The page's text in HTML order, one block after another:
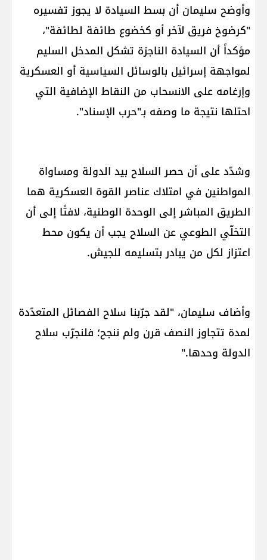
وأوضح سليمان أن بسط السيادة لا يجوز تفسيره
"كرضوخ فريق لآخر أو كخضوع طائفة لطائفة"،
مؤكداً أن السيادة الناجزة تشكل المدخل السليم
لمواجهة إسرائيل بالوسائل السياسية أو العسكرية
وإرغامه على الانسحاب من النقاط الإضافية التي
احتلها نتيجة ما وصفه بـ"حرب الإسناد".
وشدّد على أن حصر السلاح بيد الدولة ومساواة
المواطنين في امتلاك عناصر القوة العسكرية هما
الطريق المباشر إلى الوحدة الوطنية، لافتًا إلى أن
التخلّي الطوعي عن السلاح يجب أن يكون محط
اعتزاز لكل من يبادر بتسليمه للجيش.
وأضاف سليمان، "لقد جرّبنا سلاح الفصائل المتعدّدة
لمدة تتجاوز النصف قرن ولم ننجح؛ فلنجرّب سلاح
الدولة وحدها."